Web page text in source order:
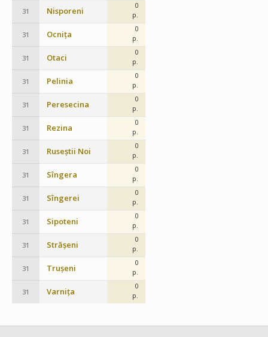
31 Nisporeni
0
p.
31 Ocnița
0
p.
31 Otaci
0
p.
31 Pelinia
0
p.
31 Peresecina
0
p.
31 Rezina
0
p.
31 Ruseștii Noi
0
p.
31 Sîngera
0
p.
31 Sîngerei
0
p.
31 Sipoteni
0
p.
31 Strășeni
0
p.
31 Trușeni
0
p.
31 Varnița
0
p.